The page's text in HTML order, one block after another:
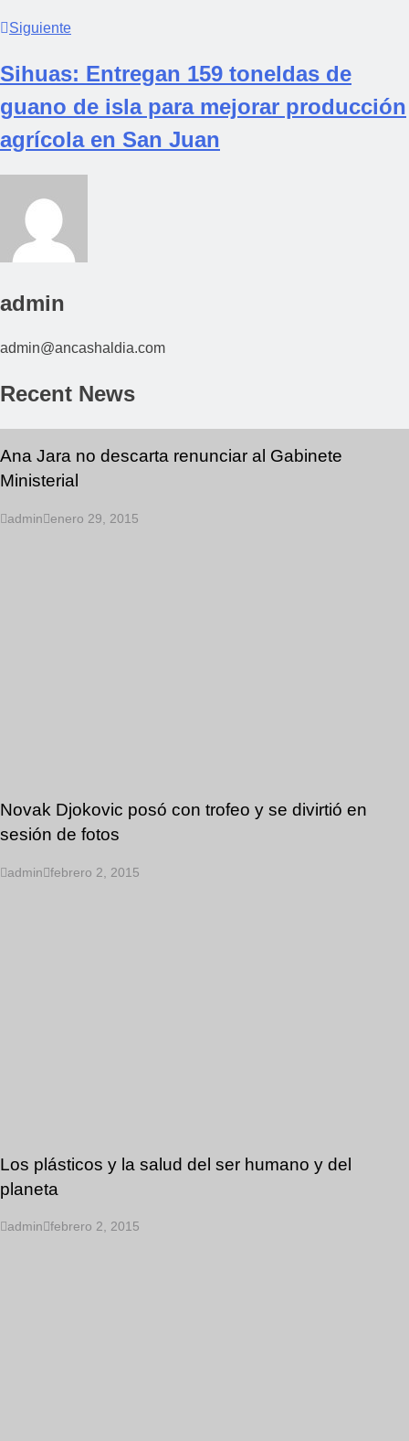
Siguiente
Sihuas: Entregan 159 toneldas de
guano de isla para mejorar producción
agrícola en San Juan
admin
admin@ancashaldia.com
Recent News
Ana Jara no descarta renunciar al Gabinete
Ministerial
admin enero 29, 2015
Novak Djokovic posó con trofeo y se divirtió en
sesión de fotos
admin febrero 2, 2015
Los plásticos y la salud del ser humano y del
planeta
admin febrero 2, 2015